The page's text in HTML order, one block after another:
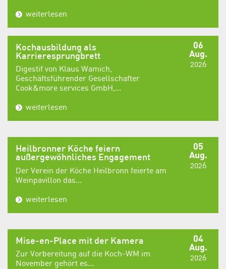
weiterlesen
06
Aug.
2026
Kochausbildung als
Karrieresprungbrett
Digestif von Klaus Wamich,
Geschäftsführender Gesellschafter
Cook&more services GmbH,...
weiterlesen
05
Aug.
2026
Heilbronner Köche feiern
außergewöhnliches Engagement
Der Verein der Köche Heilbronn feierte am
Weinpavillon das...
weiterlesen
04
Aug.
2026
Mise-en-Place mit der Kamera
Zur Vorbereitung auf die Koch-WM im
November gehört es...